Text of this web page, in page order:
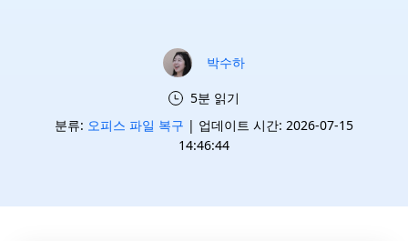
박수하
5분 읽기
분류: 오피스 파일 복구 | 업데이트 시간: 2026-07-15
14:46:44